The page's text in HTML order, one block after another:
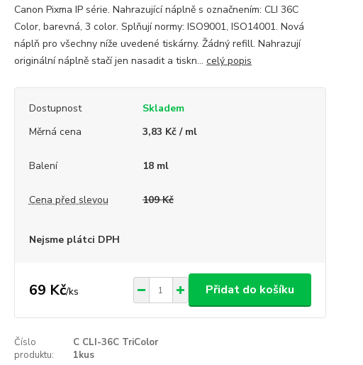
Canon Pixma IP série. Nahrazující náplně s označnením: CLI 36C
Color, barevná, 3 color. Splňují normy: ISO9001, ISO14001. Nová
náplň pro všechny níže uvedené tiskárny. Žádný refill. Nahrazují
originální náplně stačí jen nasadit a tiskn... celý popis
Dostupnost
Skladem
Měrná cena
3,83 Kč / ml
Balení 18 ml
Cena před slevou 109 Kč
Nejsme plátci DPH
69 Kč/ks Přidat do košíku
Číslo
produktu:
C CLI-36C TriColor
1kus